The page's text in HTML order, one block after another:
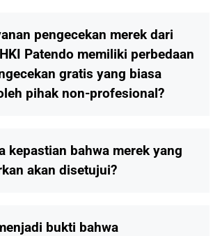
pengecekan merek dari
Patendo memiliki perbedaan
gratis yang biasa
pihak non-profesional?
kepastian bahwa merek yang
akan disetujui?
bukti bahwa